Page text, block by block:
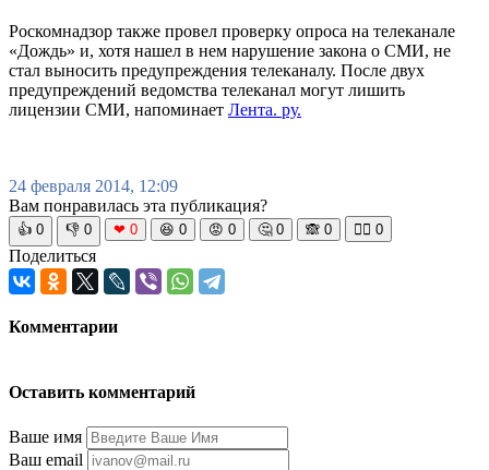
Роскомнадзор также провел проверку опроса на телеканале
«Дождь» и, хотя нашел в нем нарушение закона о СМИ, не
стал выносить предупреждения телеканалу. После двух
предупреждений ведомства телеканал могут лишить
лицензии СМИ, напоминает Лента. ру.
24 февраля 2014, 12:09
Вам понравилась эта публикация?
👍 0 👎 0 ❤ 0 😆 0 😡 0 🤔 0 🙈 0 🧘‍♀️ 0
Поделиться
Комментарии
Оставить комментарий
Ваше имя
Ваш email